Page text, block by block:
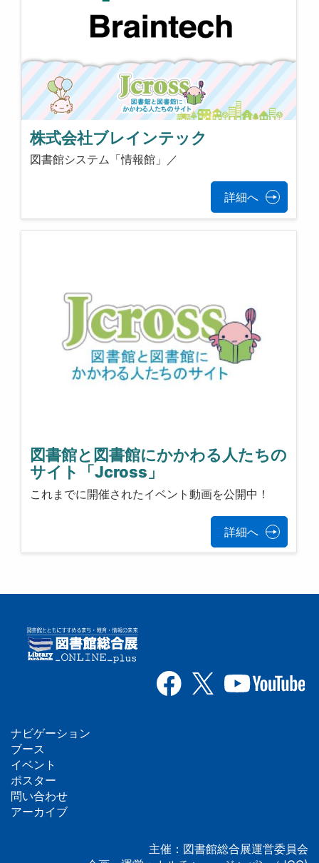
株式会社ブレインテック
図書館システム「情報館」／
詳細へ
図書館と図書館にかかわる人たちの
サイト「Jcross」
これまでに開催されたイベント動画を公開中！
詳細へ
フ
ッ
タ
ナビゲーション
ブース
イベント
ポスター
問い合わせ
アーカイブ
主催：図書館総合展運営委員会